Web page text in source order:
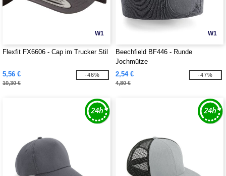
W1
Flexfit FX6606 - Cap im Trucker Stil
5,56 €
10,30 €
-46%
W1
Beechfield BF446 - Runde
Jochmütze
2,54 €
4,80 €
-47%